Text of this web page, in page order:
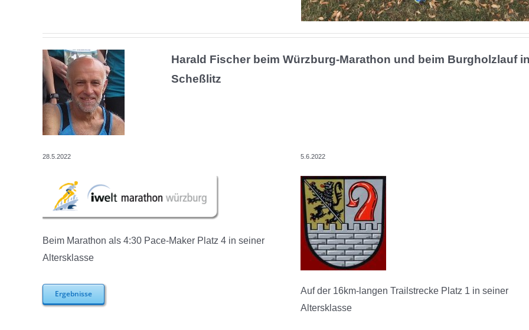
Harald Fischer beim Würzburg-Marathon und beim Burgholzlauf
Scheßlitz
28.5.2022
Beim Marathon als 4:30 Pace-Maker Platz 4 in seiner
Altersklasse
Ergebnisse
5.6.2022
Auf der 16km-langen Trailstrecke Platz 1 in seiner
Altersklasse